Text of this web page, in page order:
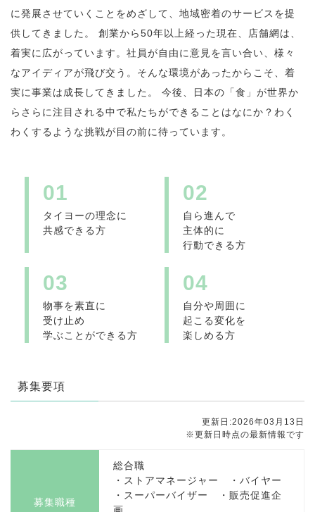
に発展させていくことをめざして、地域密着のサービスを提
供してきました。 創業から50年以上経った現在、店舗網は、
着実に広がっています。社員が自由に意見を言い合い、様々
なアイディアが飛び交う。そんな環境があったからこそ、着
実に事業は成長してきました。 今後、日本の「食」が世界か
らさらに注目される中で私たちができることはなにか？わく
わくするような挑戦が目の前に待っています。
01
タイヨーの理念に
共感できる方
02
自ら進んで
主体的に
行動できる方
03
物事を素直に
受け止め
学ぶことができる方
04
自分や周囲に
起こる変化を
楽しめる方
募集要項
更新日:2026年03月13日
※更新日時点の最新情報です
募集職種
総合職
・ストアマネージャー ・バイヤー
・スーパーバイザー ・販売促進企